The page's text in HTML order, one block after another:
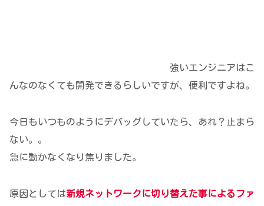
強いエンジニアはこ
んなのなくても開発できるらしいですが、便利ですよね。
今日もいつものようにデバッグしていたら、あれ？止まら
ない。。
急に動かなくなり焦りました。
原因としては新規ネットワークに切り替えた事によるファ